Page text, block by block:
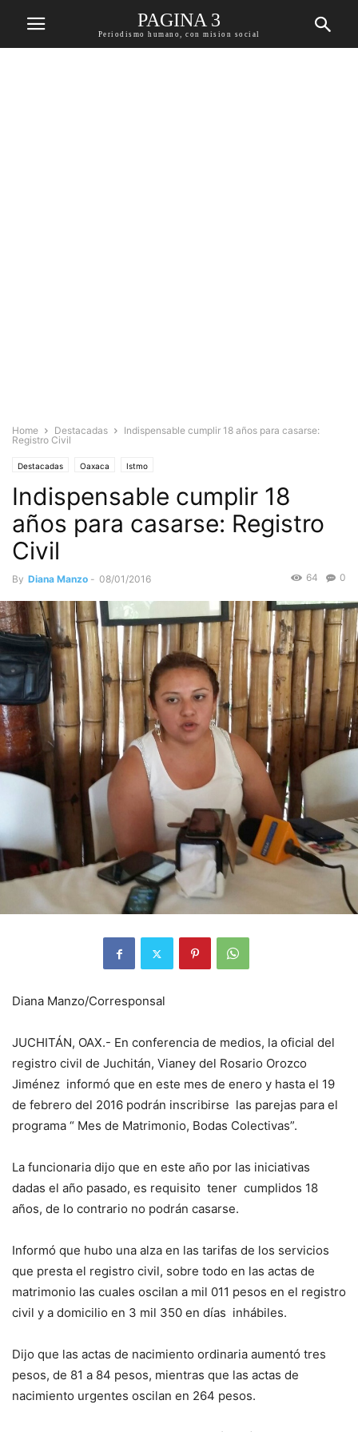
PAGINA 3
Periodismo humano, con mision social
Home Destacadas
Indispensable cumplir 18 años para casarse:
Registro Civil
Destacadas Oaxaca Istmo
Indispensable cumplir 18
años para casarse: Registro
Civil
By Diana Manzo - 08/01/2016 0
64
Diana Manzo/Corresponsal
JUCHITÁN, OAX.- En conferencia de medios, la oficial del
registro civil de Juchitán, Vianey del Rosario Orozco
Jiménez informó que en este mes de enero y hasta el 19
de febrero del 2016 podrán inscribirse las parejas para el
programa “ Mes de Matrimonio, Bodas Colectivas”.
La funcionaria dijo que en este año por las iniciativas
dadas el año pasado, es requisito tener cumplidos 18
años, de lo contrario no podrán casarse.
Informó que hubo una alza en las tarifas de los servicios
que presta el registro civil, sobre todo en las actas de
matrimonio las cuales oscilan a mil 011 pesos en el registro
civil y a domicilio en 3 mil 350 en días inhábiles.
Dijo que las actas de nacimiento ordinaria aumentó tres
pesos, de 81 a 84 pesos, mientras que las actas de
nacimiento urgentes oscilan en 264 pesos.